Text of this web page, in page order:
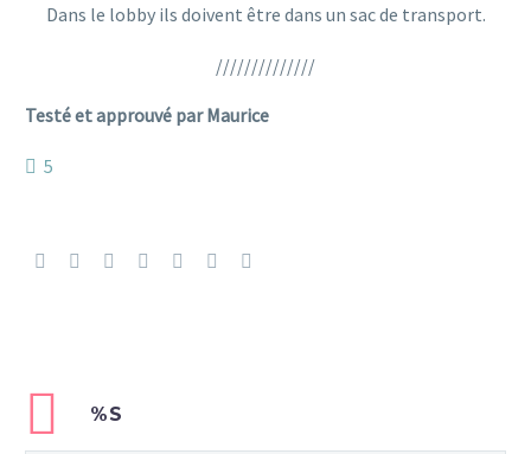
Dans le lobby ils doivent être dans un sac de transport.
//////////////
Testé et approuvé par Maurice
5
%S